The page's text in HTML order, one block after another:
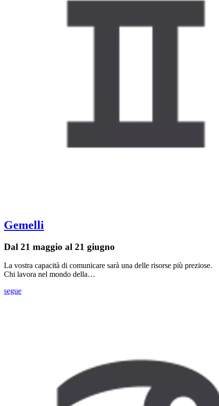
Gemelli
Dal 21 maggio al 21 giugno
La vostra capacità di comunicare sarà una delle risorse più preziose.
Chi lavora nel mondo della…
segue